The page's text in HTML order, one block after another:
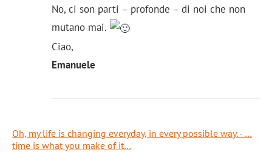
No, ci son parti – profonde – di noi che non
mutano mai.
Ciao,
Emanuele
Oh, my life is changing everyday, in every possible way. - …
time is what you make of it…